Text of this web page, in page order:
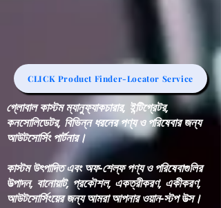
CLICK Product Finder-Locator Service
গ্লোবাল কাস্টম ম্যানুফ্যাকচারার, ইন্টিগ্রেটর,
কনসোলিডেটর, বিভিন্ন ধরনের পণ্য ও পরিষেবার জন্য
আউটসোর্সিং পার্টনার।
কাস্টম উৎপাদিত এবং অফ-শেল্ফ পণ্য ও পরিষেবাগুলির
উত্পাদন, বানোয়াট, প্রকৌশল, একত্রীকরণ, একীকরণ,
আউটসোর্সিংয়ের জন্য আমরা আপনার ওয়ান-স্টপ উত্স।